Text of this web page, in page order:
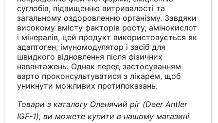
суглобів, підвищенню витривалості та
загальному оздоровленню організму. Завдяки
високому вмісту факторів росту, амінокислот
і мінералів, цей продукт використовується як
адаптоген, імуномодулятор і засіб для
швидкого відновлення після фізичних
навантажень. Однак перед застосуванням
варто проконсультуватися з лікарем, щоб
уникнути можливих протипоказань.
Товари з каталогу Оленячий ріг (Deer Antler
IGF-1), ви можете купити в нашому магазині